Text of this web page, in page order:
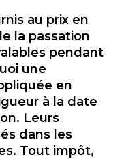
au prix en
la passation
pendant
une
en
à la date
Leurs
dans les
Tout impôt,